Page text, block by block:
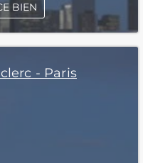
BIEN
- Paris